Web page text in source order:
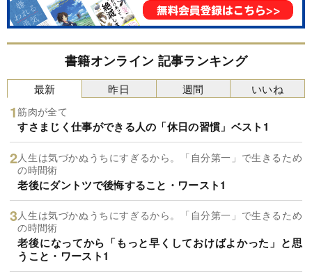
書籍オンライン 記事ランキング
最新
筋肉が全て
すさまじく仕事ができる人の「休日の習慣」ベスト1
人生は気づかぬうちにすぎるから。「自分第一」で生きるため
の時間術
老後にダントツで後悔すること・ワースト1
人生は気づかぬうちにすぎるから。「自分第一」で生きるため
の時間術
老後になってから「もっと早くしておけばよかった」と思
うこと・ワースト1
昨日 週間 いいね